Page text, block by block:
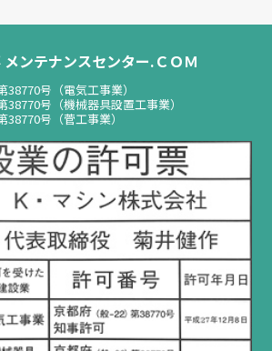
ンテナンスセンター.ＣＯＭ
号（電気工事業）
号（機械器具設置工事業）
号（菅工事業）